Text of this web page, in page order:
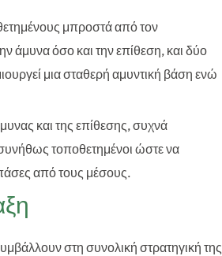
μπροστά από τον
άμυνα όσο και την επίθεση, και δύο
μια σταθερή αμυντική βάση ενώ
και της επίθεσης, συχνά
τοποθετημένοι ώστε να
πάσες από τους μέσους.
στη συνολική στρατηγική της